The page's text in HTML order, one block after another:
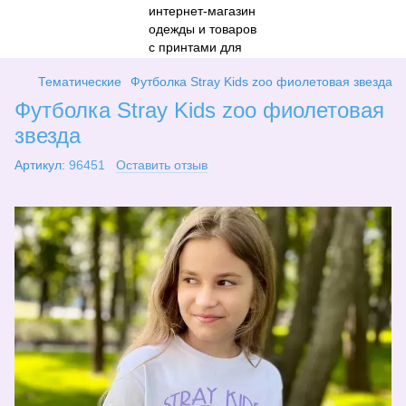
Тематические Футболка Stray Kids zoo фиолетовая звезда
Футболка Stray Kids zoo фиолетовая
звезда
Артикул: 96451 Оставить отзыв